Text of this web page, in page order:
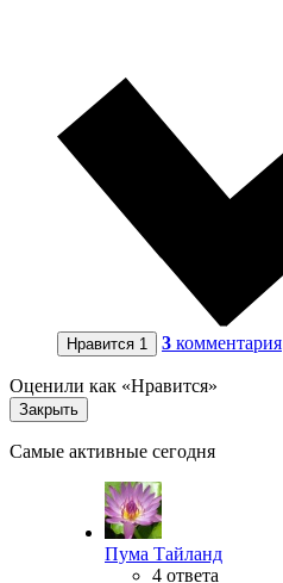
Нравится 1 3 комментария
Оценили как «Нравится»
Закрыть
Самые активные сегодня
Пума Тайланд
4 ответа